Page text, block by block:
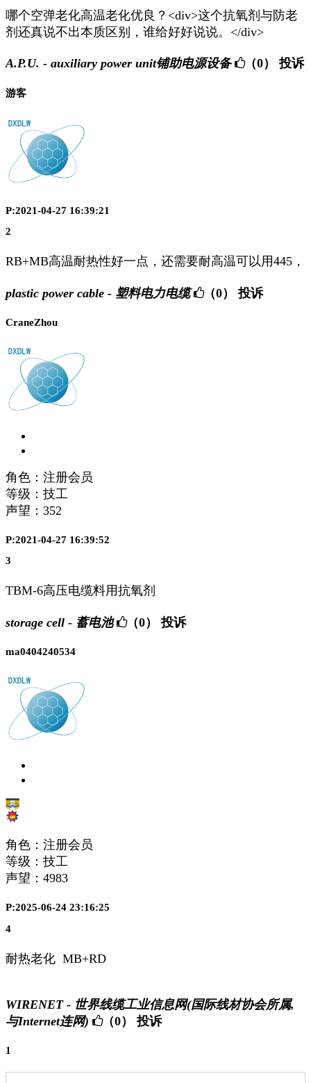
哪个空弹老化高温老化优良？<div>这个抗氧剂与防老
剂还真说不出本质区别，谁给好好说说。</div>
A.P.U. - auxiliary power unit铺助电源设备 （0） 投诉
游客
P:2021-04-27 16:39:21
2
RB+MB高温耐热性好一点，还需要耐高温可以用445，
plastic power cable - 塑料电力电缆 （0） 投诉
CraneZhou
角色：注册会员
等级：技工
声望： 352
P:2021-04-27 16:39:52
3
TBM-6高压电缆料用抗氧剂
storage cell - 蓄电池 （0） 投诉
ma0404240534
角色：注册会员
等级：技工
声望： 4983
P:2025-06-24 23:16:25
4
耐热老化 MB+RD
WIRENET - 世界线缆工业信息网(国际线材协会所属,
与Internet连网)
（0） 投诉
1